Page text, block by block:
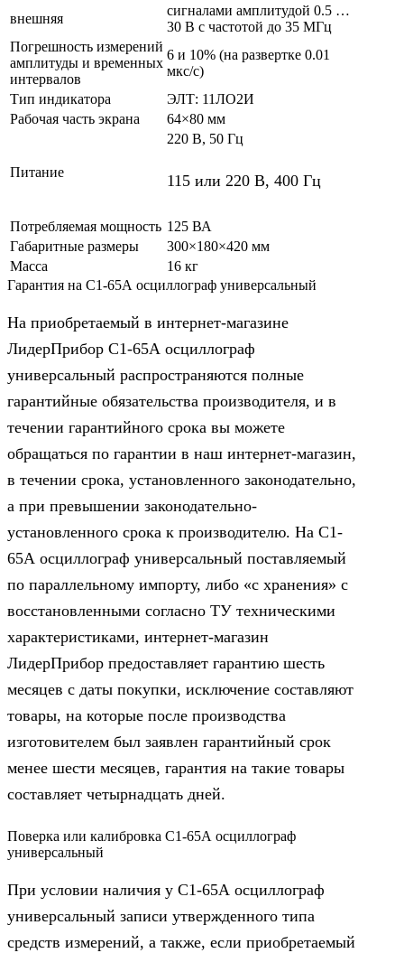
внешняя
сигналами амплитудой 0.5 …
30 В c частотой до 35 МГц
Погрешность измерений
амплитуды и временных
интервалов
6 и 10% (на развертке 0.01
мкс/с)
Тип индикатора
ЭЛТ: 11ЛО2И
Рабочая часть экрана
64×80 мм
Питание
220 В, 50 Гц
115 или 220 В, 400 Гц
Потребляемая мощность 125 ВА
Габаритные размеры
300×180×420 мм
Масса
16 кг
Гарантия на С1-65А осциллограф универсальный
На приобретаемый в интернет-магазине
ЛидерПрибор С1-65А осциллограф
универсальный распространяются полные
гарантийные обязательства производителя, и в
течении гарантийного срока вы можете
обращаться по гарантии в наш интернет-магазин,
в течении срока, установленного законодательно,
а при превышении законодательно-
установленного срока к производителю. На С1-
65А осциллограф универсальный поставляемый
по параллельному импорту, либо «с хранения» с
восстановленными согласно ТУ техническими
характеристиками, интернет-магазин
ЛидерПрибор предоставляет гарантию шесть
месяцев с даты покупки, исключение составляют
товары, на которые после производства
изготовителем был заявлен гарантийный срок
менее шести месяцев, гарантия на такие товары
составляет четырнадцать дней.
Поверка или калибровка С1-65А осциллограф
универсальный
При условии наличия у С1-65А осциллограф
универсальный записи утвержденного типа
средств измерений, а также, если приобретаемый